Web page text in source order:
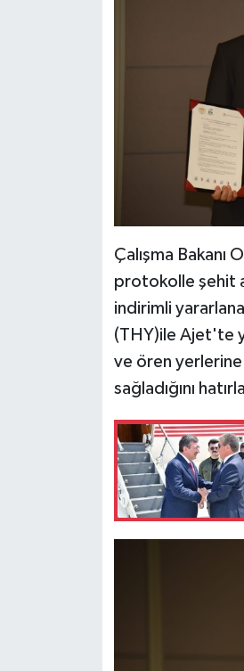
Çalışma Bakanı
protokolle şehit
indirimli
(THY)ile Ajet'te
ve ören yerlerine
sağladığını